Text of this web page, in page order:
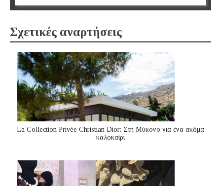
Σχετικές αναρτήσεις
La Collection Privée Christian Dior: Στη Μύκονο για ένα ακόμα
καλοκαίρι